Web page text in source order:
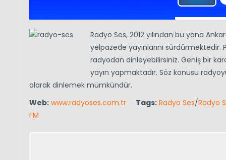
Radyo Ses, 2012 yılından bu yana
yelpazede yayınlarını sürdürmektedir.
radyodan dinleyebilirsiniz. Geniş bir
yayın yapmaktadır. Söz konusu
olarak dinlemek mümkündür.
Web: www.radyoses.com.tr Tags: Radyo Ses/Radyo
FM